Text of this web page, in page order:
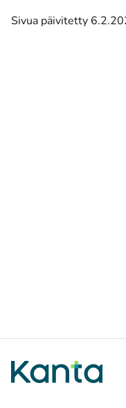
Sivua päivitetty